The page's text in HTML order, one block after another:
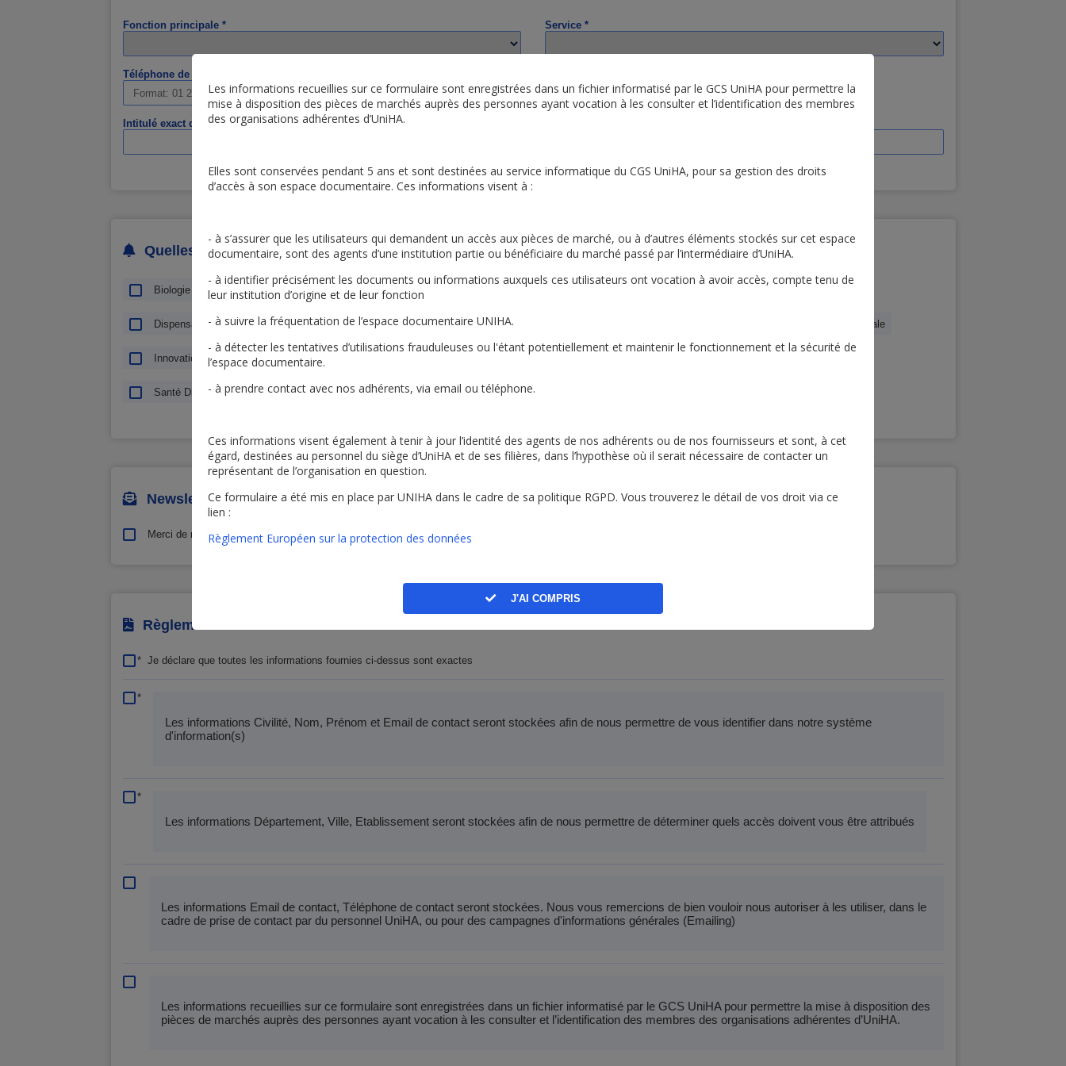
Fonction principale * Service *
Téléphone de contact *
Intitulé exact de votre poste
Quelles communications souhaitez-vous recevoir ?
Biologie Blanchisserie Bureau & Bureautique Consommables & Equipements des Unités de Soins
Dispensation Produits de Santé Dispositifs Médicaux Energie Ingénierie Biomédicale
Innovation et Achat Durable Ressources Humaines & Prestations Intellectuelles
Santé Digitale et Numérique Services Transports
Newsletter
Merci de m'adresser la lettre d'information UNIHA
Règlementation RGPD
* Je déclare que toutes les informations fournies ci-dessus sont exactes
*
Les informations Civilité, Nom, Prénom et Email de contact seront stockées afin de nous permettre de vous identifier dans notre système
d'information(s)
*
Les informations Département, Ville, Etablissement seront stockées afin de nous permettre de déterminer quels accès doivent vous être attribués
Les informations Email de contact, Téléphone de contact seront stockées. Nous vous remercions de bien vouloir nous autoriser à les utiliser, dans le
cadre de prise de contact par du personnel UniHA, ou pour des campagnes d'informations générales (Emailing)
Les informations recueillies sur ce formulaire sont enregistrées dans un fichier informatisé par le GCS UniHA pour permettre la mise à disposition des
pièces de marchés auprès des personnes ayant vocation à les consulter et l’identification des membres des organisations adhérentes d’UniHA.
Les informations recueillies sur ce formulaire sont enregistrées dans un fichier informatisé par le GCS UniHA pour permettre la
mise à disposition des pièces de marchés auprès des personnes ayant vocation à les consulter et l’identification des membres
des organisations adhérentes d’UniHA.
Elles sont conservées pendant 5 ans et sont destinées au service informatique du CGS UniHA, pour sa gestion des droits
d’accès à son espace documentaire. Ces informations visent à :
- à s’assurer que les utilisateurs qui demandent un accès aux pièces de marché, ou à d’autres éléments stockés sur cet espace
documentaire, sont des agents d’une institution partie ou bénéficiaire du marché passé par l’intermédiaire d’UniHA.
- à identifier précisément les documents ou informations auxquels ces utilisateurs ont vocation à avoir accès, compte tenu de
leur institution d’origine et de leur fonction
- à suivre la fréquentation de l’espace documentaire UNIHA.
- à détecter les tentatives d’utilisations frauduleuses ou l'étant potentiellement et maintenir le fonctionnement et la sécurité de
l’espace documentaire.
- à prendre contact avec nos adhérents, via email ou téléphone.
Ces informations visent également à tenir à jour l’identité des agents de nos adhérents ou de nos fournisseurs et sont, à cet
égard, destinées au personnel du siège d’UniHA et de ses filières, dans l’hypothèse où il serait nécessaire de contacter un
représentant de l’organisation en question.
Ce formulaire a été mis en place par UNIHA dans le cadre de sa politique RGPD. Vous trouverez le détail de vos droit via ce
lien :
Règlement Européen sur la protection des données
J'AI COMPRIS